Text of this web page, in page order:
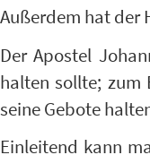
Außerdem hat der
Der Apostel
halten sollte; zum
seine Gebote
Einleitend kann